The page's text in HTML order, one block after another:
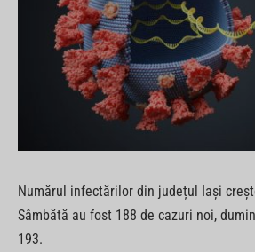
Numărul infectărilor din județul Iași
Sâmbătă au fost 188 de cazuri noi,
193.